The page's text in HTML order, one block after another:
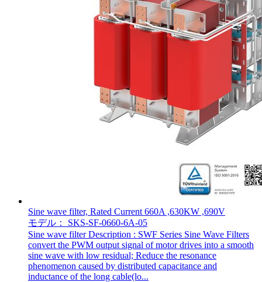
Sine wave filter, Rated Current 660A ,630KW ,690V
モデル： SKS-SF-0660-6A-05
Sine wave filter Description : SWF Series Sine Wave Filters
convert the PWM output signal of motor drives into a smooth
sine wave with low residual; Reduce the resonance
phenomenon caused by distributed capacitance and
inductance of the long cable(lo...